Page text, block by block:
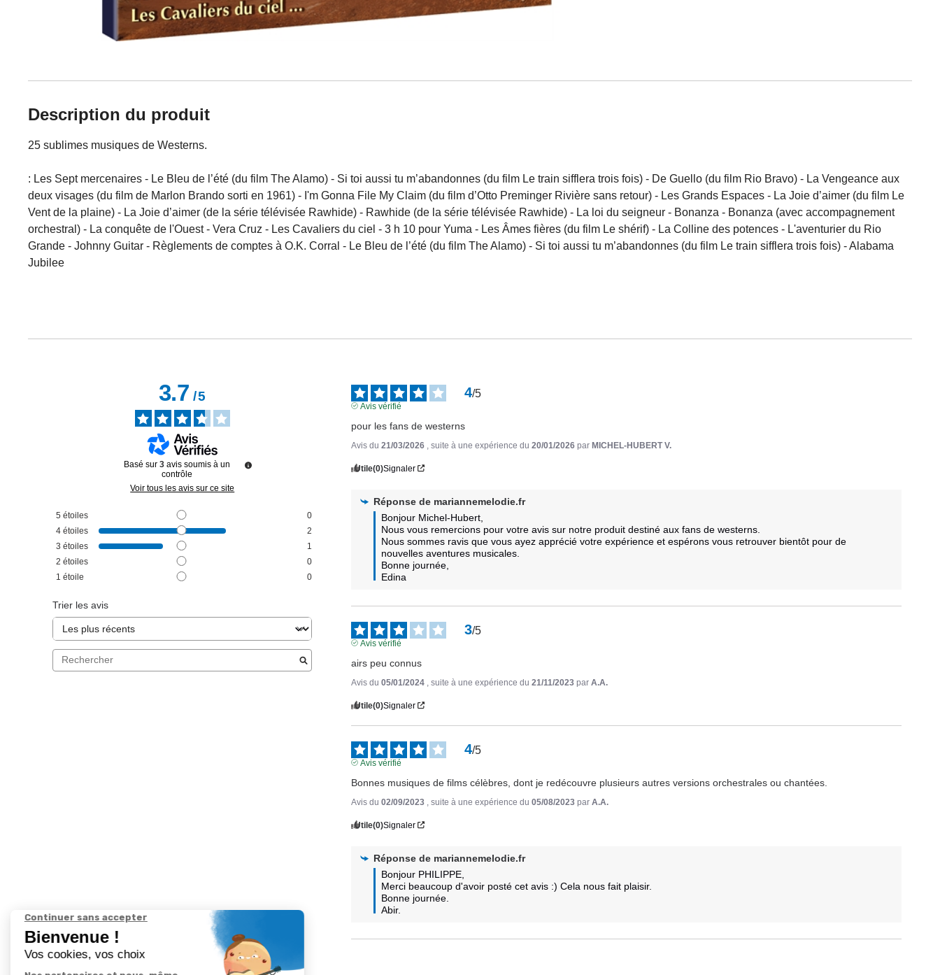
Description du produit
25 sublimes musiques de Westerns.
: Les Sept mercenaires - Le Bleu de l’été (du film The Alamo) - Si toi aussi tu m’abandonnes (du film Le train sifflera trois fois) - De Guello (du film Rio Bravo) - La Vengeance aux
deux visages (du film de Marlon Brando sorti en 1961) - I'm Gonna File My Claim (du film d’Otto Preminger Rivière sans retour) - Les Grands Espaces - La Joie d’aimer (du film Le
Vent de la plaine) - La Joie d’aimer (de la série télévisée Rawhide) - Rawhide (de la série télévisée Rawhide) - La loi du seigneur - Bonanza - Bonanza (avec accompagnement
orchestral) - La conquête de l'Ouest - Vera Cruz - Les Cavaliers du ciel - 3 h 10 pour Yuma - Les Âmes fières (du film Le shérif) - La Colline des potences - L'aventurier du Rio
Grande - Johnny Guitar - Règlements de comptes à O.K. Corral - Le Bleu de l’été (du film The Alamo) - Si toi aussi tu m’abandonnes (du film Le train sifflera trois fois) - Alabama
Jubilee
3.7/5
Basé sur 3 avis soumis à un
contrôle
Voir tous les avis sur ce site
5 étoiles
0
4 étoiles
2
3 étoiles
1
2 étoiles
0
1 étoile 0
Trier les avis
4/5
Avis vérifié
pour les fans de westerns
Avis du21/03/2026 , suite à une expérience du20/01/2026 parMICHEL-HUBERT V.
Utile(0)Signaler
Réponse de mariannemelodie.fr
Bonjour Michel-Hubert,
Nous vous remercions pour votre avis sur notre produit destiné aux fans de westerns.
Nous sommes ravis que vous ayez apprécié votre expérience et espérons vous retrouver bientôt pour de
nouvelles aventures musicales.
Bonne journée,
Edina
3/5
Avis vérifié
airs peu connus
Avis du05/01/2024 , suite à une expérience du21/11/2023 parA.A.
Utile(0)Signaler
4/5
Avis vérifié
Bonnes musiques de films célèbres, dont je redécouvre plusieurs autres versions orchestrales ou chantées.
Avis du02/09/2023 , suite à une expérience du05/08/2023 parA.A.
Utile(0)Signaler
Réponse de mariannemelodie.fr
Bonjour PHILIPPE,
Merci beaucoup d'avoir posté cet avis :) Cela nous fait plaisir.
Bonne journée.
Abir.